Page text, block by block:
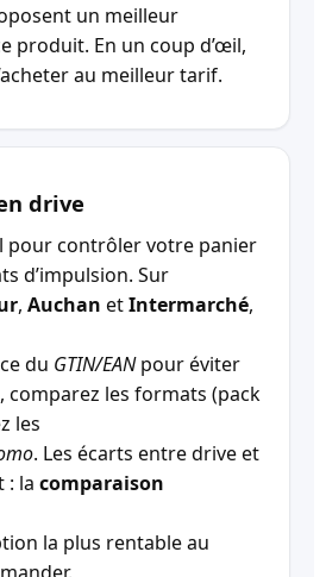
un meilleur
produit. En un coup d’œil,
au meilleur tarif.
drive
pour contrôler votre panier
d’impulsion. Sur
, Auchan etIntermarché,
du GTIN/EANpour éviter
comparez les formats (pack
les
. Les écarts entre drive et
: la comparaison
la plus rentable au